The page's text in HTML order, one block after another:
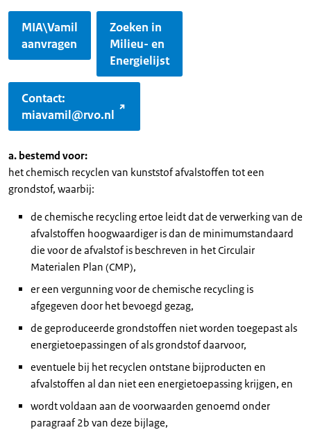
MIA\Vamil
aanvragen
Zoeken in
Milieu- en
Energielijst
Contact:
miavamil@rvo.nl
a. bestemd voor:
het chemisch recyclen van kunststof afvalstoffen tot een
grondstof, waarbij:
de chemische recycling ertoe leidt dat de verwerking van de
afvalstoffen hoogwaardiger is dan de minimumstandaard
die voor de afvalstof is beschreven in het Circulair
Materialen Plan (CMP),
er een vergunning voor de chemische recycling is
afgegeven door het bevoegd gezag,
de geproduceerde grondstoffen niet worden toegepast als
energietoepassingen of als grondstof daarvoor,
eventuele bij het recyclen ontstane bijproducten en
afvalstoffen al dan niet een energietoepassing krijgen, en
wordt voldaan aan de voorwaarden genoemd onder
paragraaf 2b van deze bijlage,